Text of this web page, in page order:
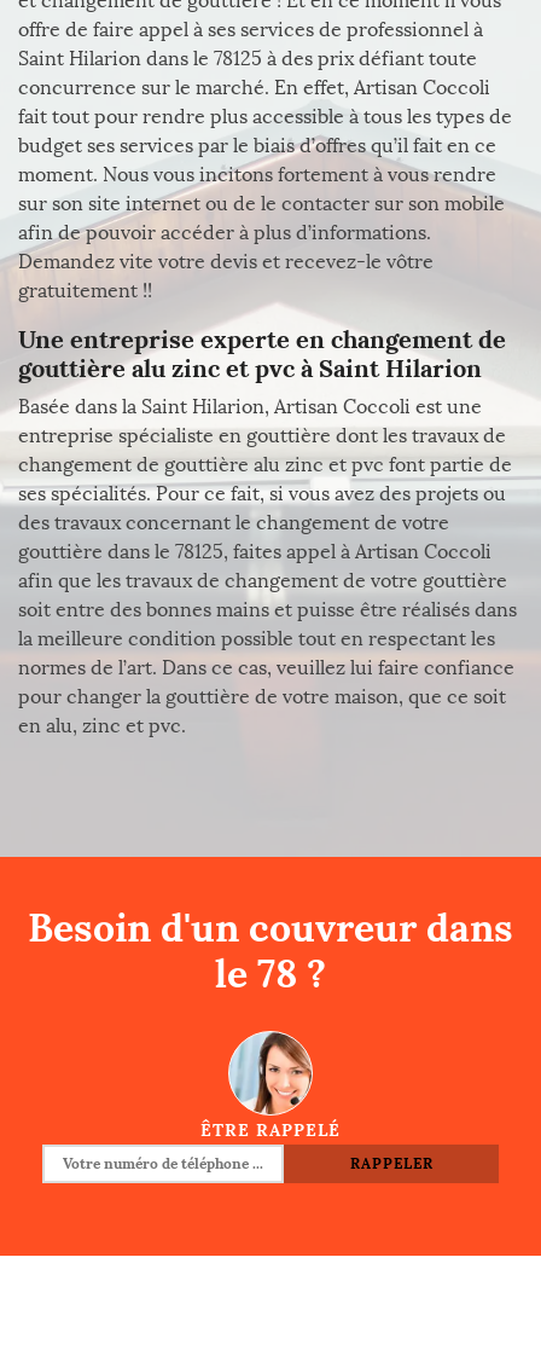
offre de faire appel à ses services de professionnel à
Saint Hilarion dans le 78125 à des prix défiant toute
concurrence sur le marché. En effet, Artisan Coccoli
fait tout pour rendre plus accessible à tous les types de
budget ses services par le biais d’offres qu’il fait en ce
moment. Nous vous incitons fortement à vous rendre
sur son site internet ou de le contacter sur son mobile
afin de pouvoir accéder à plus d’informations.
Demandez vite votre devis et recevez-le vôtre
gratuitement !!
Une entreprise experte en changement de
gouttière alu zinc et pvc à Saint Hilarion
Basée dans la Saint Hilarion, Artisan Coccoli est une
entreprise spécialiste en gouttière dont les travaux de
changement de gouttière alu zinc et pvc font partie de
ses spécialités. Pour ce fait, si vous avez des projets ou
des travaux concernant le changement de votre
gouttière dans le 78125, faites appel à Artisan Coccoli
afin que les travaux de changement de votre gouttière
soit entre des bonnes mains et puisse être réalisés dans
la meilleure condition possible tout en respectant les
normes de l’art. Dans ce cas, veuillez lui faire confiance
pour changer la gouttière de votre maison, que ce soit
en alu, zinc et pvc.
Besoin d'un couvreur dans
le 78 ?
ÊTRE RAPPELÉ